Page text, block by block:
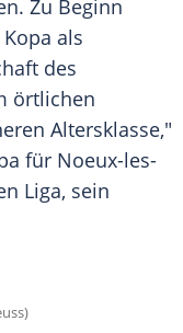
Zu Beginn
Kopa als
des
örtlichen
Altersklasse,"
für Noeux-les-
Liga, sein